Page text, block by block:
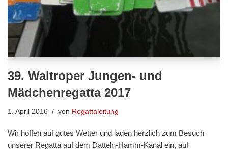
39. Waltroper Jungen- und
Mädchenregatta 2017
1. April 2016 von Regattaleitung
Wir hoffen auf gutes Wetter und laden herzlich zum Besuch
unserer Regatta auf dem Datteln-Hamm-Kanal ein, auf